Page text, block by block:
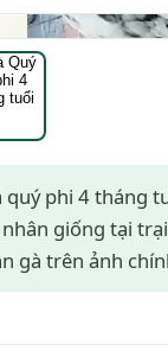
quý phi 4 tháng
giống tại
gà trên ảnh